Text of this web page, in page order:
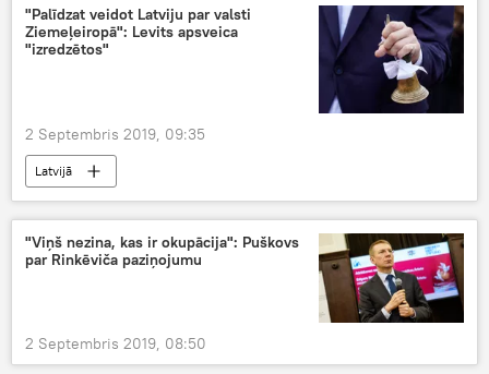
"Palīdzat veidot Latviju par valsti
Ziemeļeiropā": Levits apsveica
"izredzētos"
2 Septembris 2019, 09:35
Latvijā
"Viņš nezina, kas ir okupācija": Puškovs
par Rinkēviča paziņojumu
2 Septembris 2019, 08:50